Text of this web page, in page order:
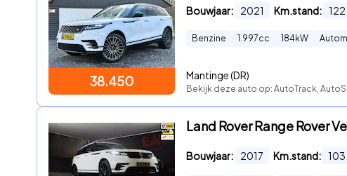
38.450
Bouwjaar: 2021 Km.stand:
Benzine 1.997cc 184 kW
Mantinge (DR)
Bekijk deze auto op: AutoTrack,
Land Rover Range Rover
Bouwjaar: 2017 Km.stand: